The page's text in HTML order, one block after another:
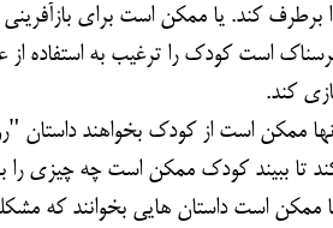
برطرف کند. یا ممکن است برای
است کودک را ترغیب به استفاده
کند.
ممکن است از کودک بخواهند داستان
تا ببیند کودک ممکن است چه چیزی را
ممکن است داستان هایی بخوانند که